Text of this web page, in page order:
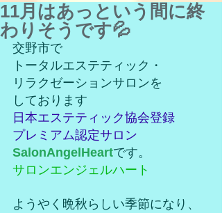
11月はあっという間に終
わりそうです💦
交野市で
トータルエステティック・
リラクゼーションサロンを
しております
日本エステティック協会登録
プレミアム認定サロン
SalonAngelHeartです。
サロンエンジェルハート
ようやく晩秋らしい季節になり、